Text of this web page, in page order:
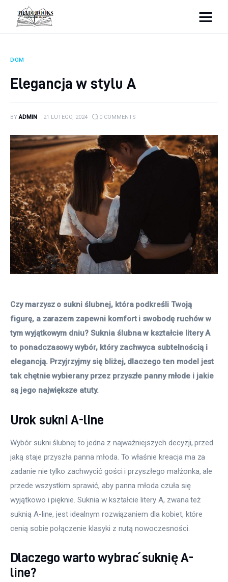
tradebooks.pl
Ciekawostki
Dom
Poraniki
Pozostałe
Zdrowie
DOM
Elegancja w stylu A
BY ADMIN 21 LUTEGO, 2024 0 COMMENTS
Czy marzysz o sukni ślubnej, która podkreśli Twoją
figurę, a zarazem zapewni komfort i swobodę ruchów w
tym wyjątkowym dniu? Suknia ślubna w kształcie litery A
to ponadczasowy wybór, który zachwyca subtelnością i
elegancją. Przyjrzyjmy się bliżej, dlaczego ten model jest
tak chętnie wybierany przez przyszłe panny młode i jakie
są jego największe atuty.
Urok sukni A-line
Wybór sukni ślubnej to jedna z najważniejszych decyzji, przed
jaką staje przyszła panna młoda. To właśnie kreacja ma za
zadanie nie tylko zachwycić gości i przyszłego małżonka, ale
przede wszystkim sprawić, aby panna młoda czuła się
wyjątkowo i pięknie. Suknia w kształcie litery A, zwana też
suknią A-line, jest idealnym rozwiązaniem dla kobiet, które
cenią sobie połączenie klasyki z nutą nowoczesności.
Dlaczego warto wybrać suknię A-
line?